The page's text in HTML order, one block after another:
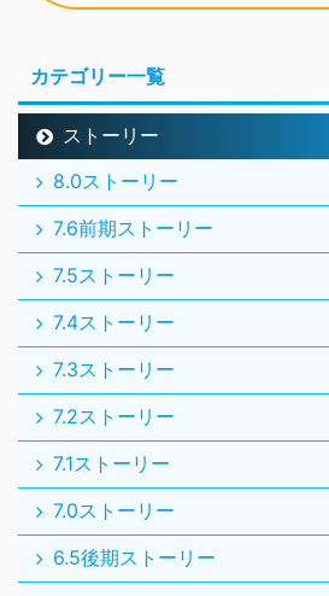
カテゴリー一覧
ストーリー
8.0ストーリー
7.6前期ストーリー
7.5ストーリー
7.4ストーリー
7.3ストーリー
7.2ストーリー
7.1ストーリー
7.0ストーリー
6.5後期ストーリー